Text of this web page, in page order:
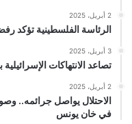
2 أبريل، 2025
الرئاسة الفلسطينية تؤكد
3 أبريل، 2025
تصاعد الانتهاكات
2 أبريل، 2025
في خان يونس